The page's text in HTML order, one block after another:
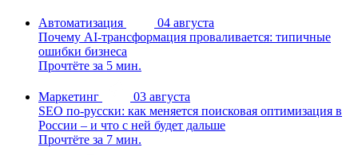
Автоматизация
04 августа
Почему AI-трансформация проваливается: типичные
ошибки бизнеса
Прочтёте за 5 мин.
Маркетинг
03 августа
SEO по-русски: как меняется поисковая оптимизация в
России – и что с ней будет дальше
Прочтёте за 7 мин.